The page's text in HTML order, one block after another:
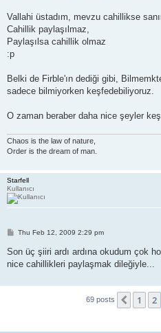
Vallahi üstadım, mevzu cahillikse
Cahillik paylaşılmaz,
Paylaşılsa cahillik olmaz
:p
Belki de Firble'ın dediği gibi,
sadece bilmiyorken keşfedebiliyoruz.
O zaman beraber daha nice şeyler
Chaos is the law of nature,
Order is the dream of man.
Starfell
Kullanıcı
P
t
Thu Feb 12, 2009 2:29 pm
Son üç şiiri ardı ardına okudum çok
nice cahillikleri paylaşmak dileğiyle...
69 posts 1 2